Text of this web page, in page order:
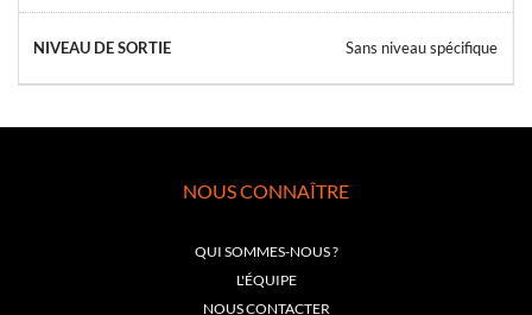
Sans niveau spécifique
NOUS CONNAÎTRE
QUI SOMMES-NOUS ?
L'ÉQUIPE
NOUS CONTACTER